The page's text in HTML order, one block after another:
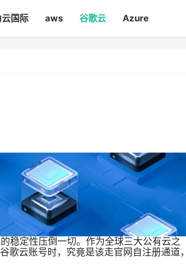
国际 aws 谷歌云 Azure
稳定性压倒一切。作为全球三大公有云之
歌云账号时，究竟是该走官网自注册通道